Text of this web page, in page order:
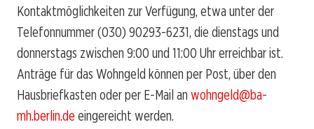
Kontaktmöglichkeiten zur Verfügung, etwa unter der
Telefonnummer (030) 90293-6231, die dienstags und
donnerstags zwischen 9:00 und 11:00 Uhr erreichbar ist.
Anträge für das Wohngeld können per Post, über den
Hausbriefkasten oder per E-Mail an wohngeld@ba-
mh.berlin.de eingereicht werden.